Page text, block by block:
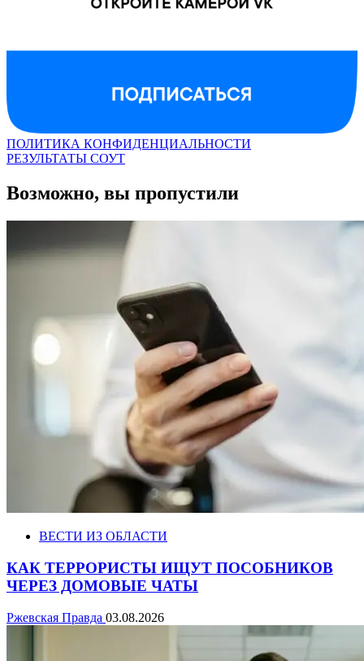
ПОЛИТИКА КОНФИДЕНЦИАЛЬНОСТИ
РЕЗУЛЬТАТЫ СОУТ
Возможно, вы пропустили
ВЕСТИ ИЗ ОБЛАСТИ
КАК ТЕРРОРИСТЫ ИЩУТ ПОСОБНИКОВ
ЧЕРЕЗ ДОМОВЫЕ ЧАТЫ
Ржевская Правда 03.08.2026